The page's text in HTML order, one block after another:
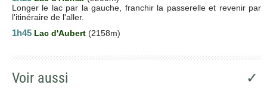
Longer le lac par la gauche, franchir la passerelle et revenir par
l'itinéraire de l'aller.
1h45 Lac d'Aubert (2158m)
Voir aussi ✓